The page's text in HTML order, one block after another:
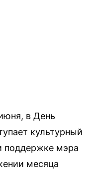
в День
культурный
поддержке мэра
месяца